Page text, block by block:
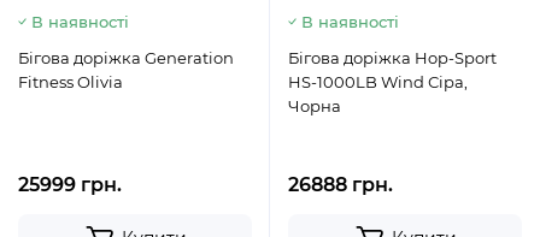
В наявності
Бігова доріжка Generation
Fitness Olivia
25999 грн.
В наявності
Бігова доріжка Hop-Sport
HS-1000LB Wind Сіра,
Чорна
26888 грн.